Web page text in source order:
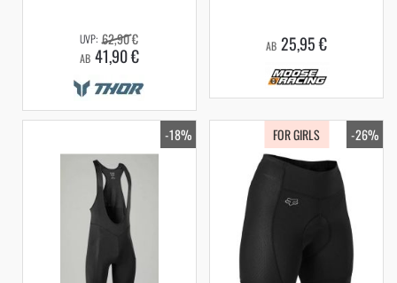
AB 41,90 €
62,90 € AB 25,95 €
-18% -26%
FOR GIRLS